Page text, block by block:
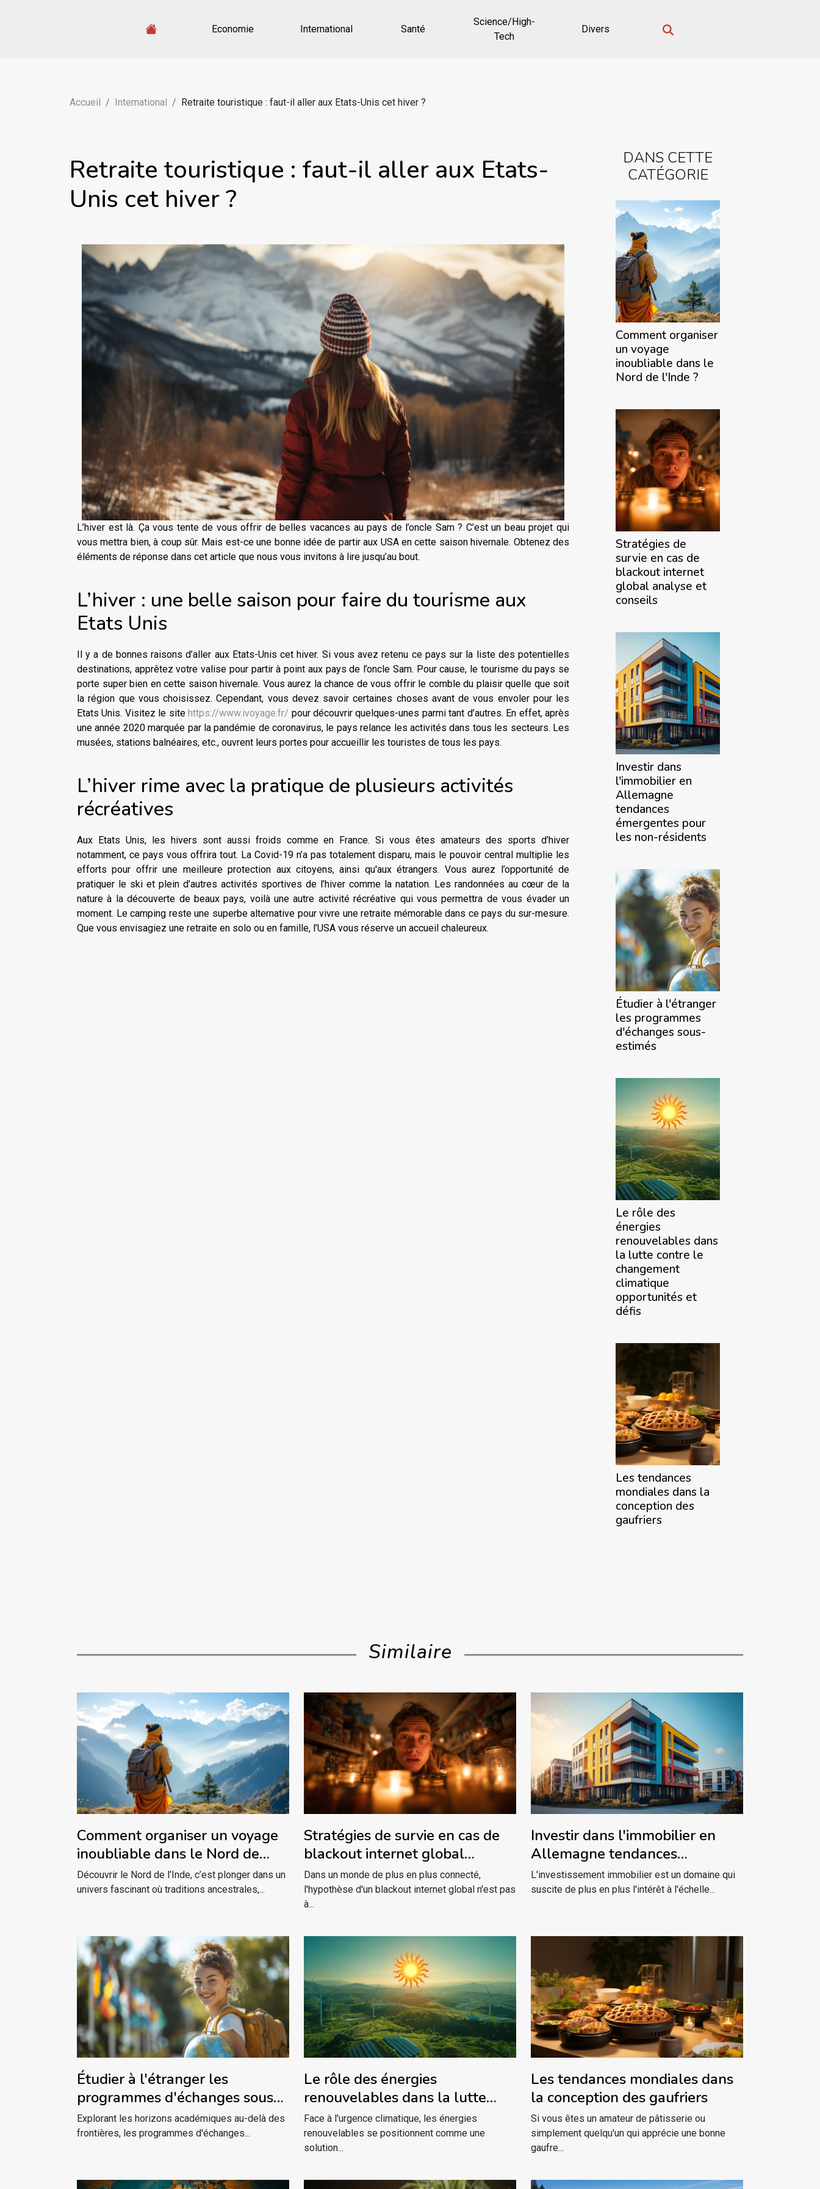
Economie International Santé
Science/High-
Tech
Divers
Accueil International Retraite touristique : faut-il aller aux Etats-Unis cet hiver ?
Retraite touristique : faut-il aller aux Etats-
Unis cet hiver ?
L’hiver est là. Ça vous tente de vous offrir de belles vacances au pays de l’oncle Sam ? C’est un beau projet qui
vous mettra bien, à coup sûr. Mais est-ce une bonne idée de partir aux USA en cette saison hivernale. Obtenez des
éléments de réponse dans cet article que nous vous invitons à lire jusqu’au bout.
L’hiver : une belle saison pour faire du tourisme aux
Etats Unis
Il y a de bonnes raisons d’aller aux Etats-Unis cet hiver. Si vous avez retenu ce pays sur la liste des potentielles
destinations, apprêtez votre valise pour partir à point aux pays de l’oncle Sam. Pour cause, le tourisme du pays se
porte super bien en cette saison hivernale. Vous aurez la chance de vous offrir le comble du plaisir quelle que soit
la région que vous choisissez. Cependant, vous devez savoir certaines choses avant de vous envoler pour les
Etats Unis. Visitez le sitehttps://www.ivoyage.fr/ pour découvrir quelques-unes parmi tant d’autres. En effet, après
une année 2020 marquée par la pandémie de coronavirus, le pays relance les activités dans tous les secteurs. Les
musées, stations balnéaires, etc., ouvrent leurs portes pour accueillir les touristes de tous les pays.
L’hiver rime avec la pratique de plusieurs activités
récréatives
Aux Etats Unis, les hivers sont aussi froids comme en France. Si vous êtes amateurs des sports d’hiver
notamment, ce pays vous offrira tout. La Covid-19 n’a pas totalement disparu, mais le pouvoir central multiplie les
efforts pour offrir une meilleure protection aux citoyens, ainsi qu'aux étrangers. Vous aurez l’opportunité de
pratiquer le ski et plein d’autres activités sportives de l’hiver comme la natation. Les randonnées au cœur de la
nature à la découverte de beaux pays, voilà une autre activité récréative qui vous permettra de vous évader un
moment. Le camping reste une superbe alternative pour vivre une retraite mémorable dans ce pays du sur-mesure.
Que vous envisagiez une retraite en solo ou en famille, l’USA vous réserve un accueil chaleureux.
DANS CETTE
CATÉGORIE
Comment organiser
un voyage
inoubliable dans le
Nord de l'Inde ?
Stratégies de
survie en cas de
blackout internet
global analyse et
conseils
Investir dans
l'immobilier en
Allemagne
tendances
émergentes pour
les non-résidents
Étudier à l'étranger
les programmes
d'échanges sous-
estimés
Le rôle des
énergies
renouvelables dans
la lutte contre le
changement
climatique
opportunités et
défis
Les tendances
mondiales dans la
conception des
gaufriers
Similaire
Comment organiser un voyage
inoubliable dans le Nord de
l'Inde ?
Découvrir le Nord de l’Inde, c’est plonger dans un
univers fascinant où traditions ancestrales,...
Stratégies de survie en cas de
blackout internet global
analyse et conseils
Dans un monde de plus en plus connecté,
l'hypothèse d'un blackout internet global n'est pas
à...
Investir dans l'immobilier en
Allemagne tendances
émergentes pour les non-
résidents
L'investissement immobilier est un domaine qui
suscite de plus en plus l'intérêt à l'échelle...
Étudier à l'étranger les
programmes d'échanges sous-
estimés
Explorant les horizons académiques au-delà des
frontières, les programmes d'échanges...
Le rôle des énergies
renouvelables dans la lutte
contre le changement
climatique opportunités et défis
Face à l'urgence climatique, les énergies
renouvelables se positionnent comme une
solution...
Les tendances mondiales dans
la conception des gaufriers
Si vous êtes un amateur de pâtisserie ou
simplement quelqu'un qui apprécie une bonne
gaufre...